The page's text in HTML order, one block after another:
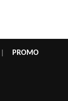
PROMO